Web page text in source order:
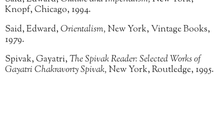
Knopf, Chicago, 1994.
Said, Edward,Orientalism, New York, Vintage Books,
1979.
Spivak, Gayatri,The Spivak Reader: Selected Works of
Gayatri Chakravorty Spivak, New York, Routledge, 1995.